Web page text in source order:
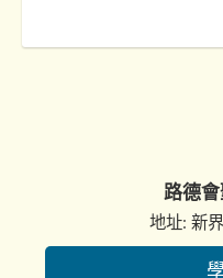
路德
地址: 新